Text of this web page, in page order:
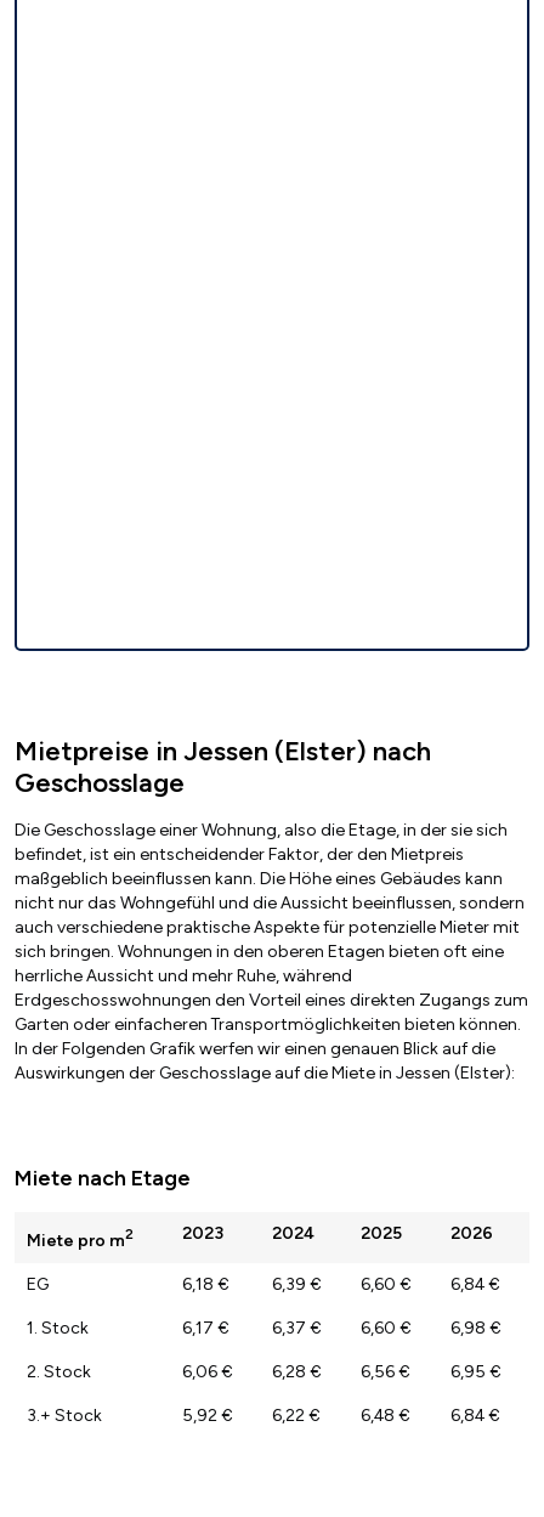
Mietpreise in Jessen (Elster) nach
Geschosslage
Die Geschosslage einer Wohnung, also die Etage, in der sie sich
befindet, ist ein entscheidender Faktor, der den Mietpreis
maßgeblich beeinflussen kann. Die Höhe eines Gebäudes kann
nicht nur das Wohngefühl und die Aussicht beeinflussen, sondern
auch verschiedene praktische Aspekte für potenzielle Mieter mit
sich bringen. Wohnungen in den oberen Etagen bieten oft eine
herrliche Aussicht und mehr Ruhe, während
Erdgeschosswohnungen den Vorteil eines direkten Zugangs zum
Garten oder einfacheren Transportmöglichkeiten bieten können.
In der Folgenden Grafik werfen wir einen genauen Blick auf die
Auswirkungen der Geschosslage auf die Miete in Jessen (Elster):
Miete nach Etage
Miete pro m2 2023 2024 2025 2026
EG 6,18 € 6,39 € 6,60 € 6,84 €
1. Stock 6,17 € 6,37 € 6,60 € 6,98 €
2. Stock 6,06 € 6,28 € 6,56 € 6,95 €
3.+ Stock 5,92 € 6,22 € 6,48 € 6,84 €